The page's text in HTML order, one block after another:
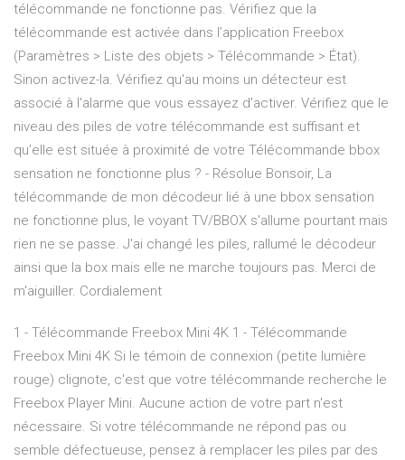
télécommande ne fonctionne pas. Vérifiez que la
télécommande est activée dans l’application Freebox
(Paramètres > Liste des objets > Télécommande > État).
Sinon activez-la. Vérifiez qu'au moins un détecteur est
associé à l'alarme que vous essayez d'activer. Vérifiez que le
niveau des piles de votre télécommande est suffisant et
qu’elle est située à proximité de votre Télécommande bbox
sensation ne fonctionne plus ? - Résolue Bonsoir, La
télécommande de mon décodeur lié à une bbox sensation
ne fonctionne plus, le voyant TV/BBOX s'allume pourtant mais
rien ne se passe. J'ai changé les piles, rallumé le décodeur
ainsi que la box mais elle ne marche toujours pas. Merci de
m'aiguiller. Cordialement
1 - Télécommande Freebox Mini 4K 1 - Télécommande
Freebox Mini 4K Si le témoin de connexion (petite lumière
rouge) clignote, c'est que votre télécommande recherche le
Freebox Player Mini. Aucune action de votre part n'est
nécessaire. Si votre télécommande ne répond pas ou
semble défectueuse, pensez à remplacer les piles par des